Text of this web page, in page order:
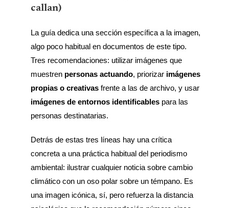
callan)
La guía dedica una sección específica a la imagen,
algo poco habitual en documentos de este tipo.
Tres recomendaciones: utilizar imágenes que
muestren personas actuando, priorizar imágenes
propias o creativasfrente a las de archivo, y usar
imágenes de entornos identificablespara las
personas destinatarias.
Detrás de estas tres líneas hay una crítica
concreta a una práctica habitual del periodismo
ambiental: ilustrar cualquier noticia sobre cambio
climático con un oso polar sobre un témpano. Es
una imagen icónica, sí, pero refuerza la distancia